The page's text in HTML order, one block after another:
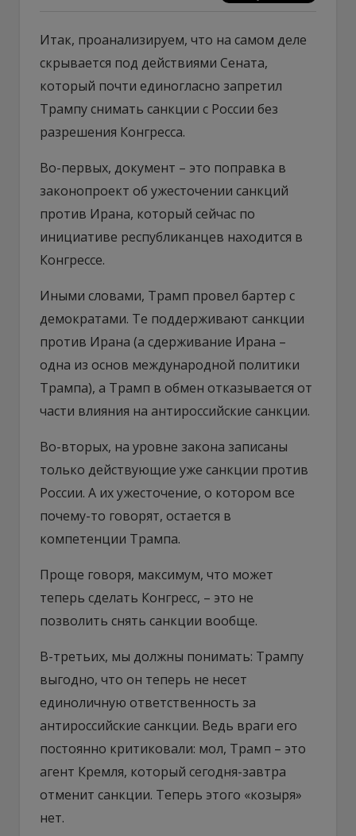
Итак, проанализируем, что на самом деле
скрывается под действиями Сената,
который почти единогласно запретил
Трампу снимать санкции с России без
разрешения Конгресса.
Во-первых, документ – это поправка в
законопроект об ужесточении санкций
против Ирана, который сейчас по
инициативе республиканцев находится в
Конгрессе.
Иными словами, Трамп провел бартер с
демократами. Те поддерживают санкции
против Ирана (а сдерживание Ирана –
одна из основ международной политики
Трампа), а Трамп в обмен отказывается от
части влияния на антироссийские санкции.
Во-вторых, на уровне закона записаны
только действующие уже санкции против
России. А их ужесточение, о котором все
почему-то говорят, остается в
компетенции Трампа.
Проще говоря, максимум, что может
теперь сделать Конгресс, – это не
позволить снять санкции вообще.
В-третьих, мы должны понимать: Трампу
выгодно, что он теперь не несет
единоличную ответственность за
антироссийские санкции. Ведь враги его
постоянно критиковали: мол, Трамп – это
агент Кремля, который сегодня-завтра
отменит санкции. Теперь этого «козыря»
нет.